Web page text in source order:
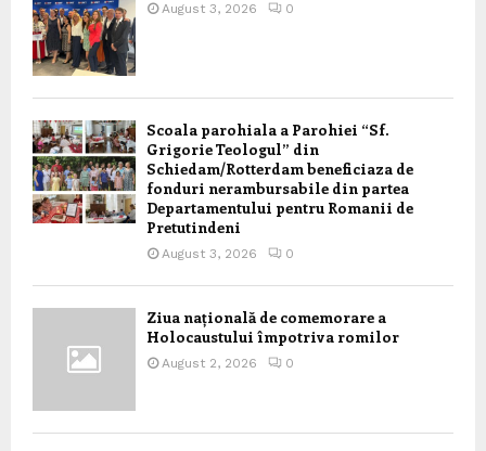
August 3, 2026 0
Scoala parohiala a Parohiei “Sf.
Grigorie Teologul” din
Schiedam/Rotterdam beneficiaza de
fonduri nerambursabile din partea
Departamentului pentru Romanii de
Pretutindeni
August 3, 2026 0
Ziua națională de comemorare a
Holocaustului împotriva romilor
August 2, 2026 0